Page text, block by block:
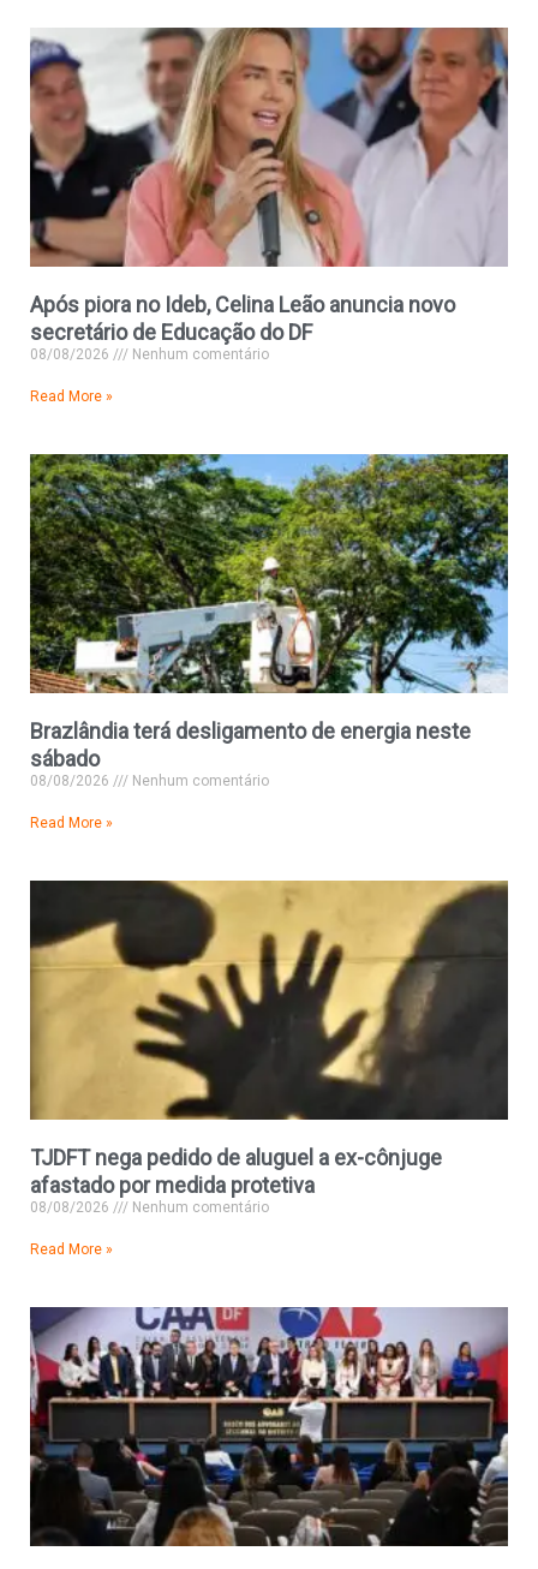
Após piora no Ideb, Celina Leão anuncia novo
secretário de Educação do DF
08/08/2026 Nenhum comentário
Read More »
Brazlândia terá desligamento de energia neste
sábado
08/08/2026 Nenhum comentário
Read More »
TJDFT nega pedido de aluguel a ex-cônjuge
afastado por medida protetiva
08/08/2026 Nenhum comentário
Read More »